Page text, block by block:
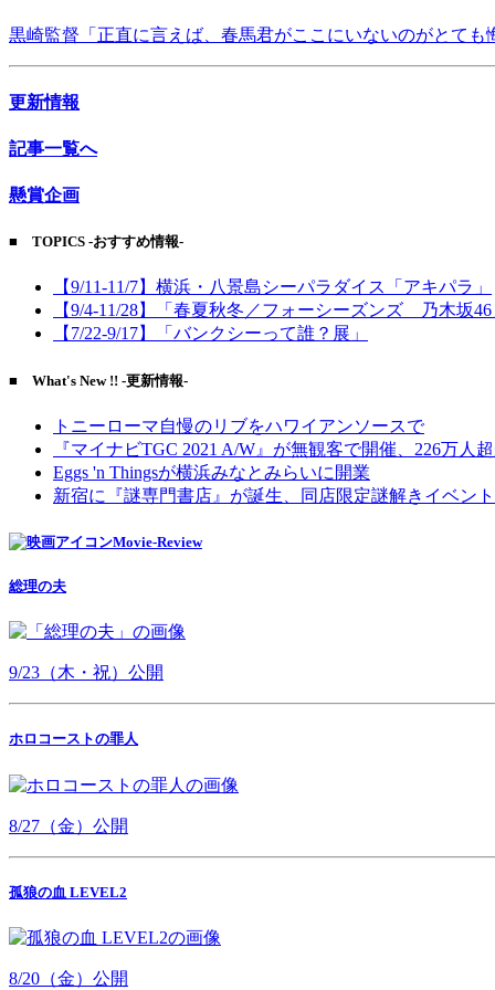
黒崎監督「正直に言えば、春馬君がここにいないのがとても
更新情報
記事一覧へ
懸賞企画
■ TOPICS -おすすめ情報-
【9/11-11/7】横浜・八景島シーパラダイス「アキパラ」
【9/4-11/28】「春夏秋冬／フォーシーズンズ 乃木坂46
【7/22-9/17】「バンクシーって誰？展」
■ What's New !! -更新情報-
トニーローマ自慢のリブをハワイアンソースで
『マイナビTGC 2021 A/W』が無観客で開催、226万人
Eggs 'n Thingsが横浜みなとみらいに開業
新宿に『謎専門書店』が誕生、同店限定謎解きイベン
Movie-Review
総理の夫
9/23（木・祝）公開
ホロコーストの罪人
8/27（金）公開
孤狼の血 LEVEL2
8/20（金）公開